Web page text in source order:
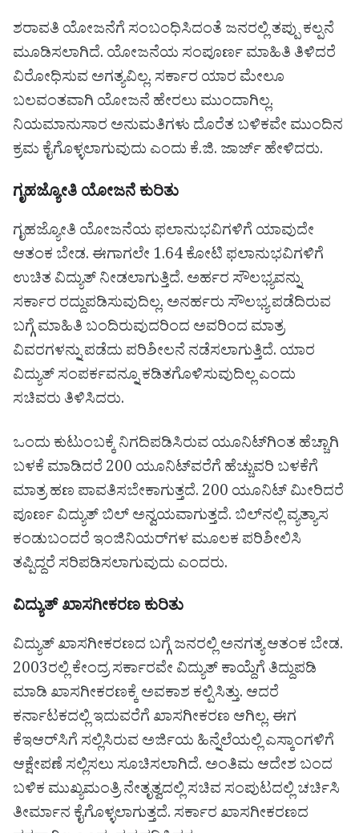
ಶರಾವತಿ ಯೋಜನೆಗೆ ಸಂಬಂಧಿಸಿದಂತೆ ಜನರಲ್ಲಿ ತಪ್ಪು ಕಲ್ಪನೆ
ಮೂಡಿಸಲಾಗಿದೆ. ಯೋಜನೆಯ ಸಂಪೂರ್ಣ ಮಾಹಿತಿ ತಿಳಿದರೆ
ವಿರೋಧಿಸುವ ಅಗತ್ಯವಿಲ್ಲ. ಸರ್ಕಾರ ಯಾರ ಮೇಲೂ
ಬಲವಂತವಾಗಿ ಯೋಜನೆ ಹೇರಲು ಮುಂದಾಗಿಲ್ಲ.
ನಿಯಮಾನುಸಾರ ಅನುಮತಿಗಳು ದೊರೆತ ಬಳಿಕವೇ ಮುಂದಿನ
ಕ್ರಮ ಕೈಗೊಳ್ಳಲಾಗುವುದು ಎಂದು ಕೆ.ಜಿ. ಜಾರ್ಜ್ ಹೇಳಿದರು.
ಗೃಹಜ್ಯೋತಿ ಯೋಜನೆ ಕುರಿತು
ಗೃಹಜ್ಯೋತಿ ಯೋಜನೆಯ ಫಲಾನುಭವಿಗಳಿಗೆ ಯಾವುದೇ
ಆತಂಕ ಬೇಡ. ಈಗಾಗಲೇ 1.64 ಕೋಟಿ ಫಲಾನುಭವಿಗಳಿಗೆ
ಉಚಿತ ವಿದ್ಯುತ್ ನೀಡಲಾಗುತ್ತಿದೆ. ಅರ್ಹರ ಸೌಲಭ್ಯವನ್ನು
ಸರ್ಕಾರ ರದ್ದುಪಡಿಸುವುದಿಲ್ಲ. ಅನರ್ಹರು ಸೌಲಭ್ಯ ಪಡೆದಿರುವ
ಬಗ್ಗೆ ಮಾಹಿತಿ ಬಂದಿರುವುದರಿಂದ ಅವರಿಂದ ಮಾತ್ರ
ವಿವರಗಳನ್ನು ಪಡೆದು ಪರಿಶೀಲನೆ ನಡೆಸಲಾಗುತ್ತಿದೆ. ಯಾರ
ವಿದ್ಯುತ್ ಸಂಪರ್ಕವನ್ನೂ ಕಡಿತಗೊಳಿಸುವುದಿಲ್ಲ ಎಂದು
ಸಚಿವರು ತಿಳಿಸಿದರು.
ಒಂದು ಕುಟುಂಬಕ್ಕೆ ನಿಗದಿಪಡಿಸಿರುವ ಯೂನಿಟ್‌ಗಿಂತ ಹೆಚ್ಚಾಗಿ
ಬಳಕೆ ಮಾಡಿದರೆ 200 ಯೂನಿಟ್‌ವರೆಗೆ ಹೆಚ್ಚುವರಿ ಬಳಕೆಗೆ
ಮಾತ್ರ ಹಣ ಪಾವತಿಸಬೇಕಾಗುತ್ತದೆ. 200 ಯೂನಿಟ್ ಮೀರಿದರೆ
ಪೂರ್ಣ ವಿದ್ಯುತ್ ಬಿಲ್ ಅನ್ವಯವಾಗುತ್ತದೆ. ಬಿಲ್‌ನಲ್ಲಿ ವ್ಯತ್ಯಾಸ
ಕಂಡುಬಂದರೆ ಇಂಜಿನಿಯರ್‌ಗಳ ಮೂಲಕ ಪರಿಶೀಲಿಸಿ
ತಪ್ಪಿದ್ದರೆ ಸರಿಪಡಿಸಲಾಗುವುದು ಎಂದರು.
ವಿದ್ಯುತ್ ಖಾಸಗೀಕರಣ ಕುರಿತು
ವಿದ್ಯುತ್ ಖಾಸಗೀಕರಣದ ಬಗ್ಗೆ ಜನರಲ್ಲಿ ಅನಗತ್ಯ ಆತಂಕ ಬೇಡ.
2003ರಲ್ಲಿ ಕೇಂದ್ರ ಸರ್ಕಾರವೇ ವಿದ್ಯುತ್ ಕಾಯ್ದೆಗೆ ತಿದ್ದುಪಡಿ
ಮಾಡಿ ಖಾಸಗೀಕರಣಕ್ಕೆ ಅವಕಾಶ ಕಲ್ಪಿಸಿತ್ತು. ಆದರೆ
ಕರ್ನಾಟಕದಲ್ಲಿ ಇದುವರೆಗೆ ಖಾಸಗೀಕರಣ ಆಗಿಲ್ಲ. ಈಗ
ಕೆಇಆರ್‌ಸಿಗೆ ಸಲ್ಲಿಸಿರುವ ಅರ್ಜಿಯ ಹಿನ್ನೆಲೆಯಲ್ಲಿ ಎಸ್ಕಾಂಗಳಿಗೆ
ಆಕ್ಷೇಪಣೆ ಸಲ್ಲಿಸಲು ಸೂಚಿಸಲಾಗಿದೆ. ಅಂತಿಮ ಆದೇಶ ಬಂದ
ಬಳಿಕ ಮುಖ್ಯಮಂತ್ರಿ ನೇತೃತ್ವದಲ್ಲಿ ಸಚಿವ ಸಂಪುಟದಲ್ಲಿ ಚರ್ಚಿಸಿ
ತೀರ್ಮಾನ ಕೈಗೊಳ್ಳಲಾಗುತ್ತದೆ. ಸರ್ಕಾರ ಖಾಸಗೀಕರಣದ